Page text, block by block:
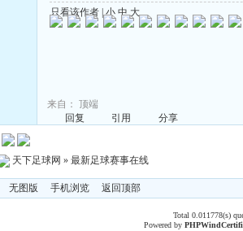
只看该作者 |小 中 大
来自： 顶端
回复
引用 分享
天下足球网 » 最新足球赛事在线
无图版 手机浏览 返回顶部
Total 0.011778(s)
Powered byPHPWind